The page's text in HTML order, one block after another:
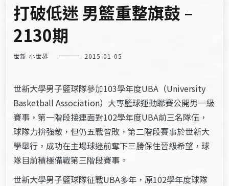
打破低迷 男籃重整旗鼓 –
2130期
世新 小世界 2015-01-05
世新大學男子籃球隊參加103學年度UBA（University
Basketball Association）大專籃球運動聯賽公開男一級
賽事，第一階段接連面對102學年度UBA前三名隊伍，
球隊力拚強敵，但仍五戰皆敗，第二階段賽事於世新大
學舉行，成功在主場球迷前奪下三勝保住晉級希望，球
隊目前積極備戰第三階段賽事。
世新大學男子籃球隊征戰UBA多年，原102學年度球隊